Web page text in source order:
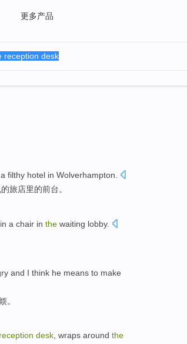
更多产品
a filthy hotel in Wolverhampton
的旅店里的前台。
in a chair in the waiting lobby.
and I think he means to make
。
reception desk, wraps around the